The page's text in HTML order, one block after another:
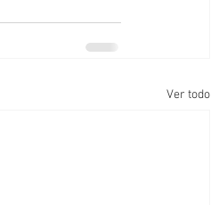
Ver todo